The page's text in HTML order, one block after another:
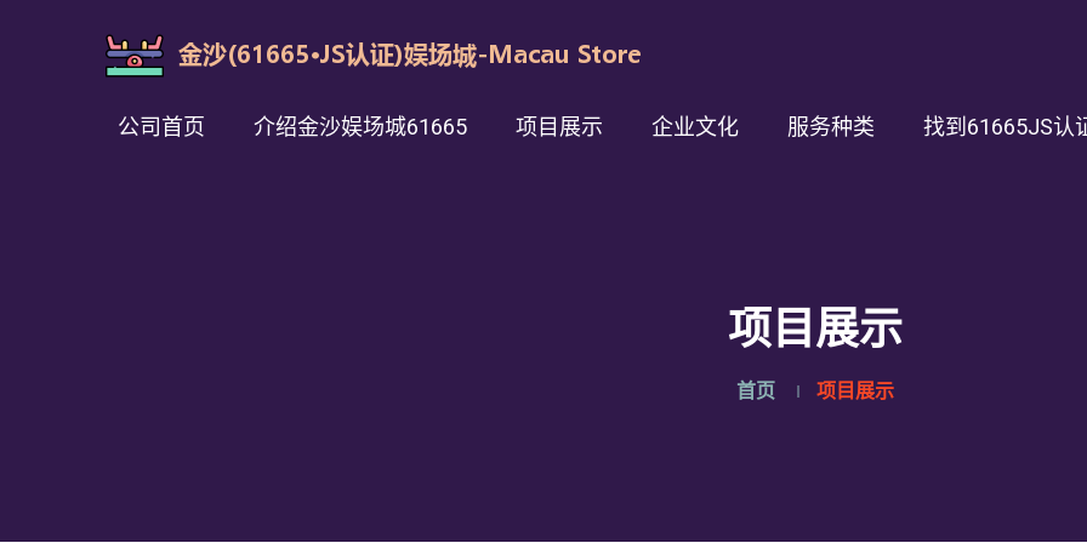
公司首页 介绍金沙娱场城61665 项目展示 企业文化 服务种类 找到61665JS认
项目展示
首页 项目展示